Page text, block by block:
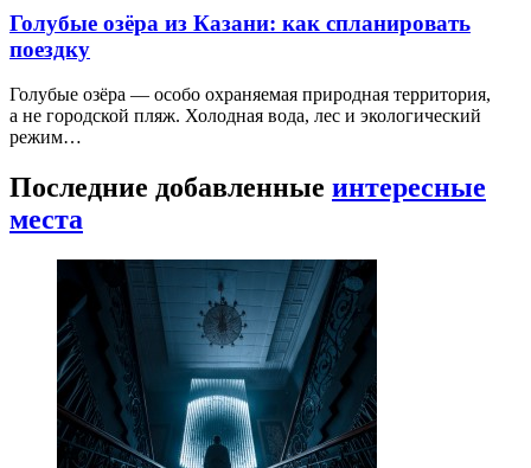
Голубые озёра из Казани: как спланировать
поездку
Голубые озёра — особо охраняемая природная территория,
а не городской пляж. Холодная вода, лес и экологический
режим…
Последние добавленные интересные
места